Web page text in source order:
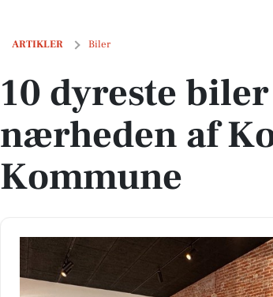
ARTIKLER Biler
10 dyreste biler til salg i nærheden af Kolding
10 dyreste
nærheden af
Kommune